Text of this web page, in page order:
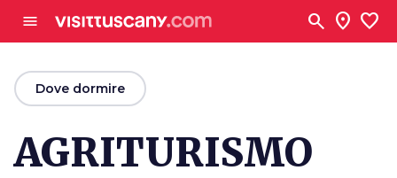
menu search location_on favorite
arrow_backDove dormire
AGRITURISMO